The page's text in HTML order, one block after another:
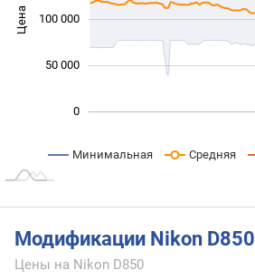
Цена 100 000
0
50 000
100 000
Минимальная Средняя
Модификации Nikon D850
Цены на Nikon D850